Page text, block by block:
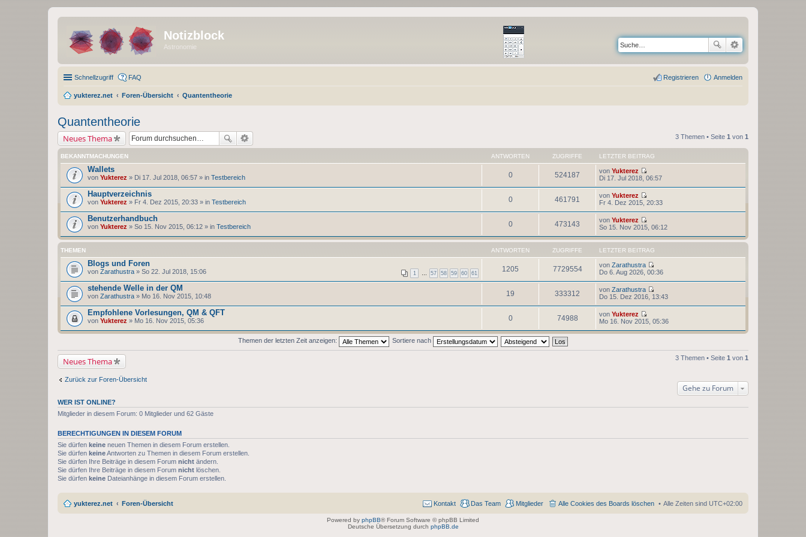
Notizblock
Astronomie
Schnellzugriff FAQ Anmelden
Registrieren
yukterez.net Foren-Übersicht Quantentheorie
Quantentheorie
Neues Thema 3 Themen • Seite 1 von 1
BEKANNTMACHUNGEN ANTWORTEN ZUGRIFFE LETZTER BEITRAG
Wallets
von Yukterez » Di 17. Jul 2018, 06:57 » in Testbereich 0 524187 von Yukterez
N
s
t
r
e
i
t
r
a
Di 17. Jul 2018, 06:57
Hauptverzeichnis
von Yukterez » Fr 4. Dez 2015, 20:33 » in Testbereich 0 461791 von Yukterez
N
s
t
e
r
B
e
i
t
r
a
g
Fr 4. Dez 2015, 20:33
Benutzerhandbuch
von Yukterez » So 15. Nov 2015, 06:12 » in Testbereich 0 473143 von Yukterez
N
e
u
e
s
e
r
B
e
i
t
a
g
So 15. Nov 2015, 06:12
THEMEN ANTWORTEN ZUGRIFFE LETZTER BEITRAG
Blogs und Foren
1 57 58 59 60 61
von Zarathustra » So 22. Jul 2018, 15:06 1205 7729554 von Zarathustra
N
s
t
r
e
t
Do 6. Aug 2026, 00:36
stehende Welle in der QM
von Zarathustra » Mo 16. Nov 2015, 10:48 19 333312 von Zarathustra
N
s
t
B
Do 15. Dez 2016, 13:43
Empfohlene Vorlesungen, QM & QFT
von Yukterez » Mo 16. Nov 2015, 05:36 0 74988 von Yukterez
N
e
u
s
r
Mo 16. Nov 2015, 05:36
Themen der letzten Zeit anzeigen: Sortiere nach
Neues Thema 3 Themen • Seite 1 von 1
Zurück zur Foren-Übersicht
Gehe zu Forum
WER IST ONLINE?
Mitglieder in diesem Forum: 0 Mitglieder und 62 Gäste
BERECHTIGUNGEN IN DIESEM FORUM
Sie dürfen keine neuen Themen in diesem Forum erstellen.
Sie dürfen keineAntworten zu Themen in diesem Forum erstellen.
Sie dürfen Ihre Beiträge in diesem Forum nicht ändern.
Sie dürfen Ihre Beiträge in diesem Forum nicht löschen.
Sie dürfen keine Dateianhänge in diesem Forum erstellen.
yukterez.net Foren-Übersicht Alle Zeiten sind UTC+02:00
Alle Cookies des Boards löschen
Mitglieder
Das Team
Kontakt
Powered by phpBB® Forum Software © phpBB Limited
Deutsche Übersetzung durch phpBB.de